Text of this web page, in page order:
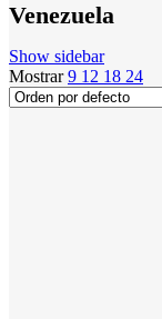
Venezuela
Show sidebar
Mostrar9 12 18 24